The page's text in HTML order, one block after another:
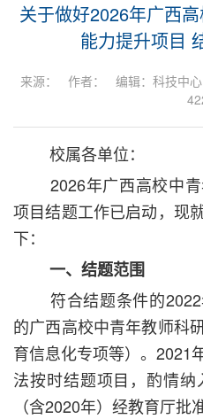
关于做好2026年广西
能力提升项目
来源： 作者： 编辑：科技中
校属各单位：
2026年广西高校中
项目结题工作已启动，现
下：
一、结题范围
符合结题条件的
的广西高校中青年教师科
育信息化专项等）。2021
法按时结题项目，酌情
（含2020年）经教育厅